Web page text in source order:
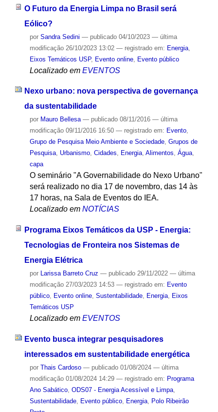
O Futuro da Energia Limpa no Brasil será
Eólico?
por Sandra Sedini — publicado04/10/2023 — última
modificação26/10/2023 13:02 — registrado em: Energia,
Eixos Temáticos USP, Evento online, Evento público
Localizado em EVENTOS
Nexo urbano: nova perspectiva de governança
da sustentabilidade
por Mauro Bellesa — publicado08/11/2016 — última
modificação09/11/2016 16:50 — registrado em: Evento,
Grupo de Pesquisa Meio Ambiente e Sociedade, Grupos de
Pesquisa, Urbanismo, Cidades, Energia, Alimentos, Água,
capa
O seminário "A Governabilidade do Nexo Urbano"
será realizado no dia 17 de novembro, das 14 às
17 horas, na Sala de Eventos do IEA.
Localizado em NOTÍCIAS
Programa Eixos Temáticos da USP - Energia:
Tecnologias de Fronteira nos Sistemas de
Energia Elétrica
por Larissa Barreto Cruz — publicado29/11/2022 — última
modificação27/03/2023 14:53 — registrado em: Evento
público, Evento online, Sustentabilidade, Energia, Eixos
Temáticos USP
Localizado em EVENTOS
Evento busca integrar pesquisadores
interessados em sustentabilidade energética
por Thais Cardoso — publicado01/08/2024 — última
modificação01/08/2024 14:29 — registrado em: Programa
Ano Sabático, ODS07 - Energia Acessível e Limpa,
Sustentabilidade, Evento público, Energia,
Polo Ribeirão